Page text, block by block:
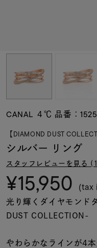
ファッションテイス
ト
着用シーン
CANAL ４℃ 品番：
【DIAMOND DUST
シルバー リング
スタッフレビューを見る
¥15,950 (tax
光り輝くダイヤモンド
DUST COLLECTION-
やわらかなラインが4